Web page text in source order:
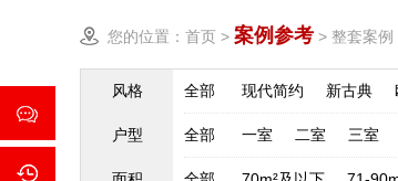
您的位置： 首页 > 案例参考 > 整套案例
风格
户型
全部 现代简约 新古典
全部 一室 二室 三室